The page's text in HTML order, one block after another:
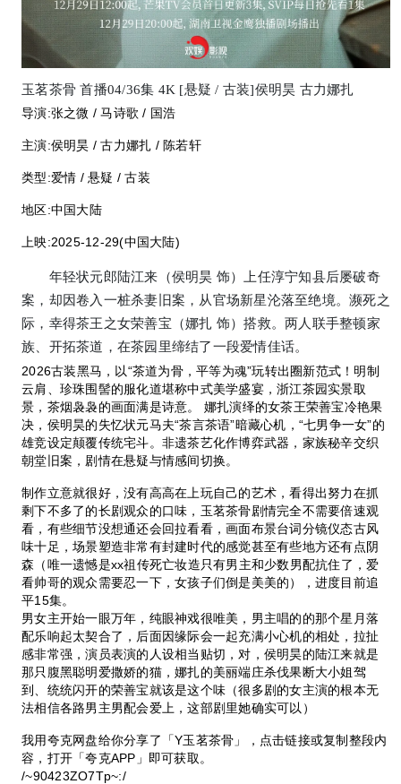
玉茗茶骨 首播04/36集 4K [悬疑 / 古装]侯明昊 古力娜扎
导演:张之微 / 马诗歌 / 国浩
主演:侯明昊 / 古力娜扎 / 陈若轩
类型:爱情 / 悬疑 / 古装
地区:中国大陆
上映:2025-12-29(中国大陆)
年轻状元郎陆江来（侯明昊 饰）上任淳宁知县后屡破奇
案，却因卷入一桩杀妻旧案，从官场新星沦落至绝境。濒死之
际，幸得茶王之女荣善宝（娜扎 饰）搭救。两人联手整顿家
族、开拓茶道，在茶园里缔结了一段爱情佳话。
2026古装黑马，以“茶道为骨，平等为魂”玩转出圈新范式！明制
云肩、珍珠围髻的服化道堪称中式美学盛宴，浙江茶园实景取
景，茶烟袅袅的画面满是诗意。 娜扎演绎的女茶王荣善宝冷艳果
决，侯明昊的失忆状元马夫“茶言茶语”暗藏心机，“七男争一女”的
雄竞设定颠覆传统宅斗。非遗茶艺化作博弈武器，家族秘辛交织
朝堂旧案，剧情在悬疑与情感间切换。
制作立意就很好，没有高高在上玩自己的艺术，看得出努力在抓
剩下不多了的长剧观众的口味，玉茗茶骨剧情完全不需要倍速观
看，有些细节没想通还会回拉看看，画面布景台词分镜仪态古风
味十足，场景塑造非常有封建时代的感觉甚至有些地方还有点阴
森（唯一遗憾是xx祖传死亡妆造只有男主和少数男配抗住了，爱
看帅哥的观众需要忍一下，女孩子们倒是美美的），进度目前追
平15集。
男女主开始一眼万年，纯眼神戏很唯美，男主唱的的那个星月落
配乐响起太契合了，后面因缘际会一起充满小心机的相处，拉扯
感非常强，演员表演的人设相当贴切，对，侯明昊的陆江来就是
那只腹黑聪明爱撒娇的猫，娜扎的美丽端庄杀伐果断大小姐驾
到、统统闪开的荣善宝就该是这个味（很多剧的女主演的根本无
法相信各路男主男配会爱上，这部剧里她确实可以）
我用夸克网盘给你分享了「Y玉茗茶骨」，点击链接或复制整段内
容，打开「夸克APP」即可获取。
/~90423ZO7Tp~:/